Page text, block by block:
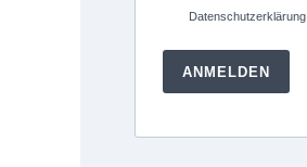
Datenschutzerklärung.
ANMELDEN